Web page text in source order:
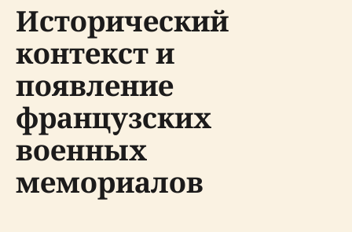
Исторический
контекст и
появление
французских
военных
мемориалов